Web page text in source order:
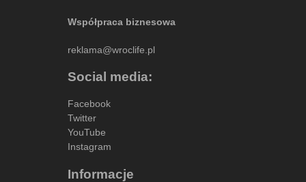
Współpraca biznesowa
reklama@wroclife.pl
Social media:
Facebook
Twitter
YouTube
Instagram
Informacje